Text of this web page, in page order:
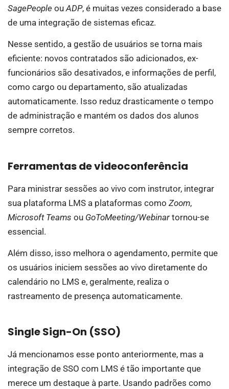
SagePeople ou ADP, é muitas vezes considerado a base
de uma integração de sistemas eficaz.
Nesse sentido, a gestão de usuários se torna mais
eficiente: novos contratados são adicionados, ex-
funcionários são desativados, e informações de perfil,
como cargo ou departamento, são atualizadas
automaticamente. Isso reduz drasticamente o tempo
de administração e mantém os dados dos alunos
sempre corretos.
Ferramentas de videoconferência
Para ministrar sessões ao vivo com instrutor, integrar
sua plataforma LMS a plataformas como Zoom,
Microsoft Teams ou GoToMeeting/Webinar tornou-se
essencial.
Além disso, isso melhora o agendamento, permite que
os usuários iniciem sessões ao vivo diretamente do
calendário no LMS e, geralmente, realiza o
rastreamento de presença automaticamente.
Single Sign-On (SSO)
Já mencionamos esse ponto anteriormente, mas a
integração de SSO com LMS é tão importante que
merece um destaque à parte. Usando padrões como